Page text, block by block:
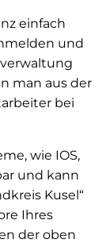
einfach
und
man aus der
bei
wie IOS,
und kann
Kusel“
Ihres
der oben